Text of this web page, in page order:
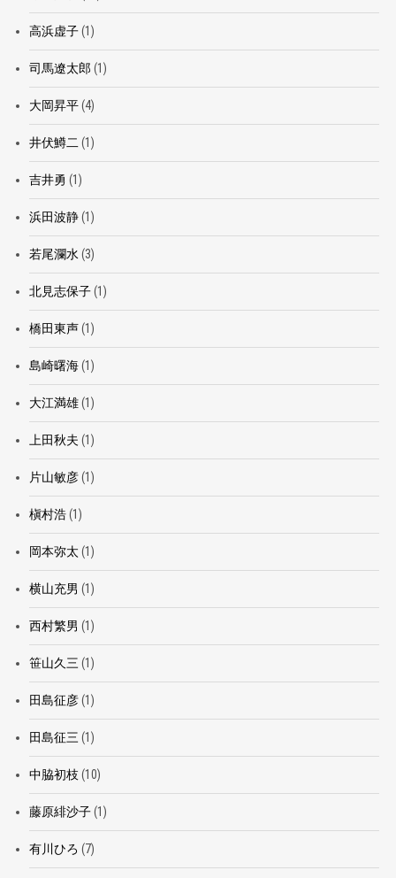
高浜虚子(1)
司馬遼太郎 (1)
大岡昇平(4)
井伏鱒二 (1)
吉井勇 (1)
浜田波静(1)
若尾瀾水 (3)
北見志保子(1)
橋田東声(1)
島崎曙海(1)
大江満雄(1)
上田秋夫 (1)
片山敏彦(1)
槇村浩(1)
岡本弥太 (1)
横山充男 (1)
西村繁男 (1)
笹山久三 (1)
田島征彦(1)
田島征三 (1)
中脇初枝 (10)
藤原緋沙子(1)
有川ひろ (7)